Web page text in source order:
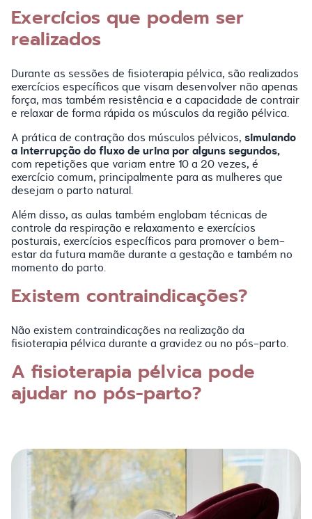
Exercícios que podem ser
realizados
Durante as sessões de fisioterapia pélvica, são realizados
exercícios específicos que visam desenvolver não apenas
força, mas também resistência e a capacidade de contrair
e relaxar de forma rápida os músculos da região pélvica.
A prática de contração dos músculos pélvicos,simulando
a interrupção do fluxo de urina por alguns segundos,
com repetições que variam entre 10 a 20 vezes, é
exercício comum, principalmente para as mulheres que
desejam o parto natural.
Além disso, as aulas também englobam técnicas de
controle da respiração e relaxamento e exercícios
posturais, exercícios específicos para promover o bem-
estar da futura mamãe durante a gestação e também no
momento do parto.
Existem contraindicações?
Não existem contraindicações na realização da
fisioterapia pélvica durante a gravidez ou no pós-parto.
A fisioterapia pélvica pode
ajudar no pós-parto?